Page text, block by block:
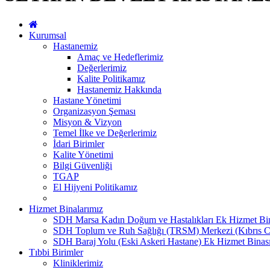
Kurumsal
Hastanemiz
Amaç ve Hedeflerimiz
Değerlerimiz
Kalite Politikamız
Hastanemiz Hakkında
Hastane Yönetimi
Organizasyon Şeması
Misyon & Vizyon
Temel İlke ve Değerlerimiz
İdari Birimler
Kalite Yönetimi
Bilgi Güvenliği
TGAP
El Hijyeni Politikamız
Hizmet Binalarımız
SDH Marsa Kadın Doğum ve Hastalıkları Ek Hizmet
SDH Toplum ve Ruh Sağlığı (TRSM) Merkezi (Kıbrıs
SDH Baraj Yolu (Eski Askeri Hastane) Ek Hizmet Binası
Tıbbi Birimler
Kliniklerimiz